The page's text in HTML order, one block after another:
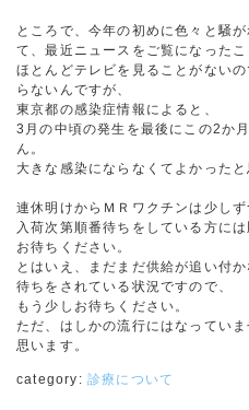
ところで、今年の初めに色々と騒
て、最近ニュースをご覧になったこ
ほとんどテレビを見ることがない
らないんですが、
東京都の感染症情報によると、
3月の中頃の発生を最後にこの2か
ん。
大きな感染にならなくてよかったと
連休明けからＭＲワクチンは少し
入荷次第順番待ちをしている方に
お待ちください。
とはいえ、まだまだ供給が追い付
待ちをされている状況ですので、
もう少しお待ちください。
ただ、はしかの流行にはなってい
思います。
category: 診療について